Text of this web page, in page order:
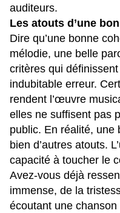
auditeurs.
Les atouts d’une
Dire qu’une bonne
mélodie, une belle
critères qui
indubitable erreur.
rendent l’œuvre
elles ne suffisent pas
public. En réalité, une
bien d’autres atouts.
capacité à toucher le
Avez-vous déjà
immense, de la
écoutant une chanson